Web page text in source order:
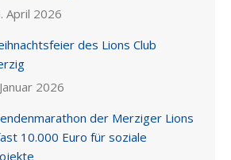
April 2026
des Lions Club
2026
der Merziger Lions
10.000 Euro für soziale